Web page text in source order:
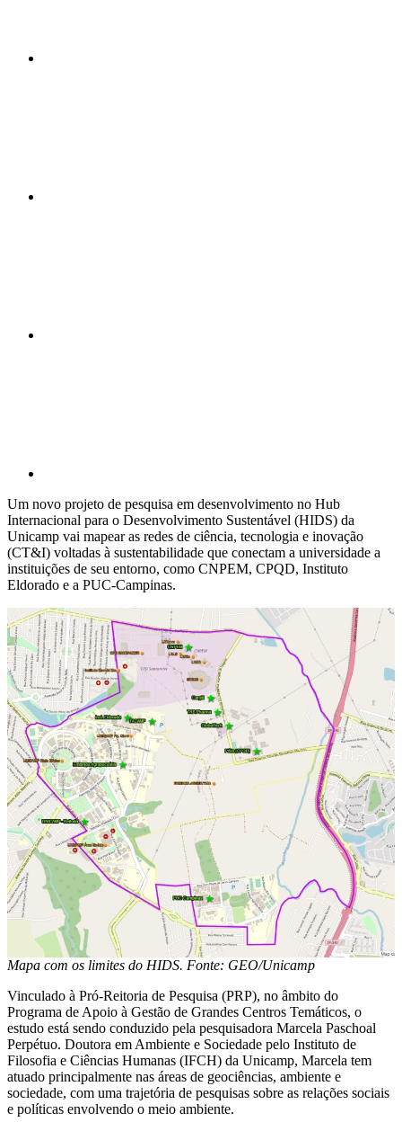
Um novo projeto de pesquisa em desenvolvimento no Hub
Internacional para o Desenvolvimento Sustentável (HIDS) da
Unicamp vai mapear as redes de ciência, tecnologia e inovação
(CT&I) voltadas à sustentabilidade que conectam a universidade a
instituições de seu entorno, como CNPEM, CPQD, Instituto
Eldorado e a PUC-Campinas.
Mapa com os limites do HIDS. Fonte: GEO/Unicamp
Vinculado à Pró-Reitoria de Pesquisa (PRP), no âmbito do
Programa de Apoio à Gestão de Grandes Centros Temáticos, o
estudo está sendo conduzido pela pesquisadora Marcela Paschoal
Perpétuo. Doutora em Ambiente e Sociedade pelo Instituto de
Filosofia e Ciências Humanas (IFCH) da Unicamp, Marcela tem
atuado principalmente nas áreas de geociências, ambiente e
sociedade, com uma trajetória de pesquisas sobre as relações sociais
e políticas envolvendo o meio ambiente.